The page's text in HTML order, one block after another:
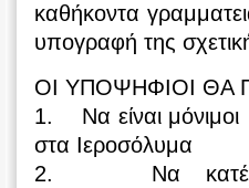
καθήκοντα
υπογραφή της
ΟΙ ΥΠΟΨΗΦΙΟΙ ΘΑ
1. Να είναι μόνιμοι
στα Ιεροσόλυμα
2. Να